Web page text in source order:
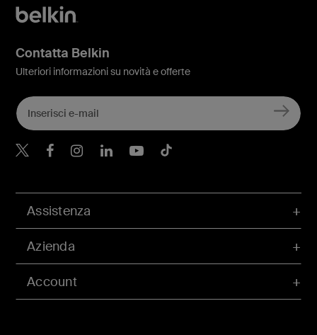
Account
Assistenza
Azienda
Contatta Belkin
Ulteriori informazioni su novità e offerte
Belkin Twitter
Belkin Facebook
Belkin Instagram
Belkin LinkedIn
Belkin Youtube
Belkin TikTok